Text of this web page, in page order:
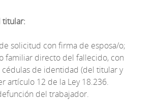
titular:
solicitud con firma de esposa/o;
familiar directo del fallecido, con
de identidad (del titular y
artículo 12 de la Ley 18.236.
del trabajador.